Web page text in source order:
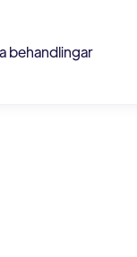
behandlingar